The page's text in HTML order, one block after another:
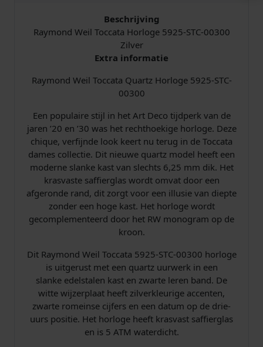
i
j
k
e
p
r
i
j
s
w
a
s
:
€
i
:
€
8
9
8
0
0
.
Beschrijving
Raymond Weil Toccata Horloge 5925-STC-00300
Zilver
Extra informatie
Raymond Weil Toccata Quartz Horloge 5925-STC-
00300
Een populaire stijl in het Art Deco tijdperk van de
jaren ’20 en ’30 was het rechthoekige horloge. Deze
chique, verfijnde look keert nu terug in de Toccata
dames collectie. Dit nieuwe quartz model heeft een
moderne slanke kast van slechts 6,25 mm dik. Het
krasvaste saffierglas wordt omvat door een
afgeronde rand, dit zorgt voor een illusie van diepte
zonder een hoge kast. Het horloge wordt
gecomplementeerd door het RW monogram op de
kroon.
Dit Raymond Weil Toccata 5925-STC-00300 horloge
is uitgerust met een quartz uurwerk in een
slanke edelstalen kast en zwarte leren band. De
witte wijzerplaat heeft zilverkleurige accenten,
zwarte romeinse cijfers en een datum op de drie-
uurs positie. Het horloge heeft krasvast saffierglas
en is 5 ATM waterdicht.